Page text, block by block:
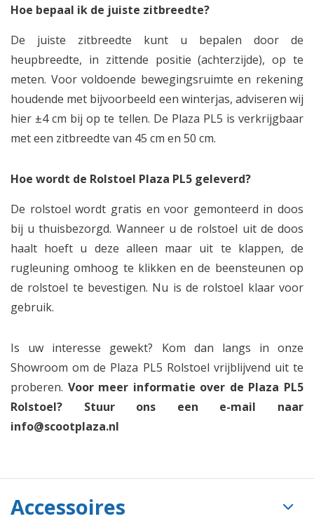
Hoe bepaal ik de juiste zitbreedte?
De juiste zitbreedte kunt u bepalen door de
heupbreedte, in zittende positie (achterzijde), op te
meten. Voor voldoende bewegingsruimte en rekening
houdende met bijvoorbeeld een winterjas, adviseren wij
hier ±4 cm bij op te tellen. De Plaza PL5 is verkrijgbaar
met een zitbreedte van 45 cm en 50 cm.
Hoe wordt de Rolstoel Plaza PL5 geleverd?
De rolstoel wordt gratis en voor gemonteerd in doos
bij u thuisbezorgd. Wanneer u de rolstoel uit de doos
haalt hoeft u deze alleen maar uit te klappen, de
rugleuning omhoog te klikken en de beensteunen op
de rolstoel te bevestigen. Nu is de rolstoel klaar voor
gebruik.
Is uw interesse gewekt? Kom dan langs in onze
Showroom om de Plaza PL5 Rolstoel vrijblijvend uit te
proberen. Voor meer informatie over de Plaza PL5
Rolstoel? Stuur ons een e-mail naar
info@scootplaza.nl
Accessoires